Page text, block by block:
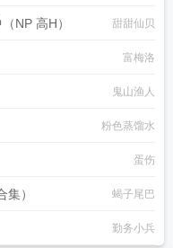
NP 高H） 甜甜仙贝
富梅洛
鬼山渔人
粉色蒸馏水
蛋伤
） 蝎子尾巴
勤务小兵